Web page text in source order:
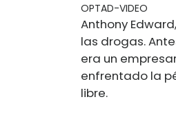
OPTAD-VIDEO
Anthony
las drogas.
era un
enfrentado la
libre.